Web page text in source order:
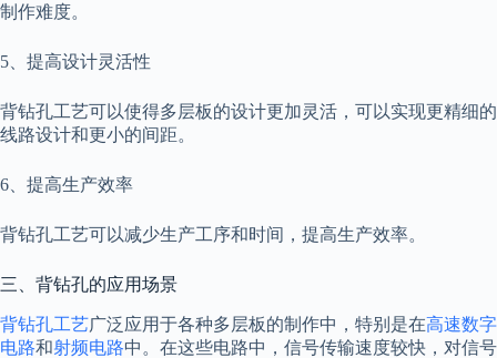
制作难度。
5、提高设计灵活性
背钻孔工艺可以使得多层板的设计更加灵活，可以实现更精细的
线路设计和更小的间距。
6、提高生产效率
背钻孔工艺可以减少生产工序和时间，提高生产效率。
三、背钻孔的应用场景
背钻孔工艺广泛应用于各种多层板的制作中，特别是在高速数字
电路和射频电路中。在这些电路中，信号传输速度较快，对信号